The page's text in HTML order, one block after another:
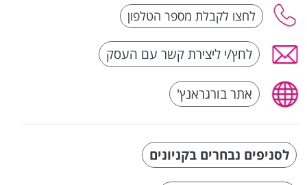
לחץ/י ליצירת קשר עם העסק
אתר בורגראנץ'
לסניפים נבחרים בקניונים